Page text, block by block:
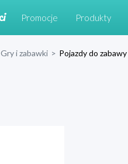
Promocje Produkty
Gry i zabawki > Pojazdy do zabawy